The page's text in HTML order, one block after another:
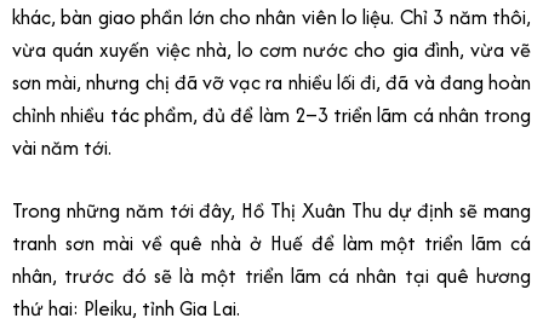
khác, bàn giao phần lớn cho nhân viên lo liệu. Chỉ 3 năm thôi,
vừa quán xuyến việc nhà, lo cơm nước cho gia đình, vừa vẽ
sơn mài, nhưng chị đã vỡ vạc ra nhiều lối đi, đã và đang hoàn
chỉnh nhiều tác phẩm, đủ để làm 2–3 triển lãm cá nhân trong
vài năm tới.
Trong những năm tới đây, Hồ Thị Xuân Thu dự định sẽ mang
tranh sơn mài về quê nhà ở Huế để làm một triển lãm cá
nhân, trước đó sẽ là một triển lãm cá nhân tại quê hương
thứ hai: Pleiku, tỉnh Gia Lai.